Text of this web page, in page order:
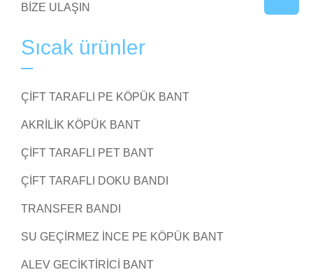
BIZE ULAŞIN
Sıcak ürünler
ÇIFT TARAFLI PE KÖPÜK BANT
AKRILIK KÖPÜK BANT
ÇIFT TARAFLI PET BANT
ÇIFT TARAFLI DOKU BANDI
TRANSFER BANDI
SU GEÇIRMEZ İNCE PE KÖPÜK BANT
ALEV GECIKTIRICI BANT